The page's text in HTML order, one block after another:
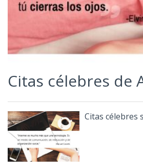
Citas célebres de
Citas